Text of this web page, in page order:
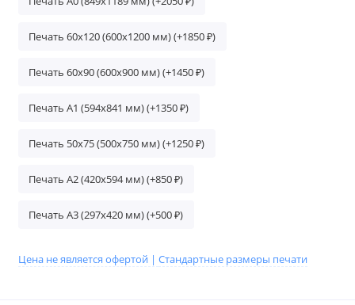
Печать 60х120 (600х1200 мм) (+1850 ₽)
Печать 60х90 (600х900 мм) (+1450 ₽)
Печать А1 (594х841 мм) (+1350 ₽)
Печать 50х75 (500х750 мм) (+1250 ₽)
Печать A2 (420х594 мм) (+850 ₽)
Печать A3 (297х420 мм) (+500 ₽)
Цена не является офертой | Стандартные размеры печати